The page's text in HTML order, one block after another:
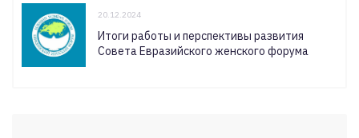
20.12.2024
Итоги работы и перспективы развития
Совета Евразийского женского форума